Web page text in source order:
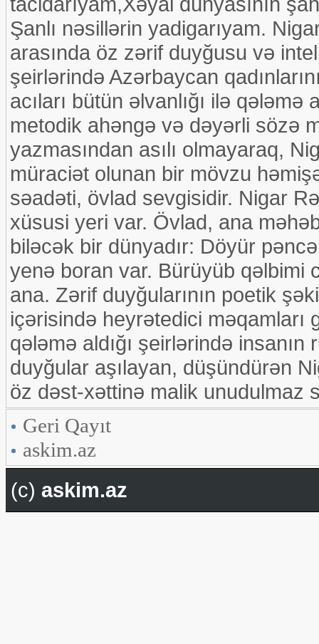
Şanlı nəsillərin yadigarıyam.
arasında öz zərif duyğusu və
şeirlərində Azərbaycan
acıları bütün əlvanlığı ilə
metodik ahəngə və dəyərli sözə
yazmasından asılı olmayaraq,
müraciət olunan bir mövzu
səadəti, övlad sevgisidir. Nigar
xüsusi yeri var. Övlad, ana
biləcək bir dünyadır: Döyür
yenə boran var. Bürüyüb qəlbimi
ana. Zərif duyğularının poetik
içərisində heyrətedici
qələmə aldığı şeirlərində
duyğular aşılayan, düşündürən
öz dəst-xəttinə malik unudulmaz
Geri Qayıt
askim.az
(c) askim.az